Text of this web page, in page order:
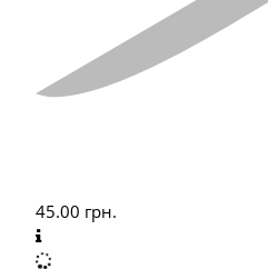
45.00 грн.